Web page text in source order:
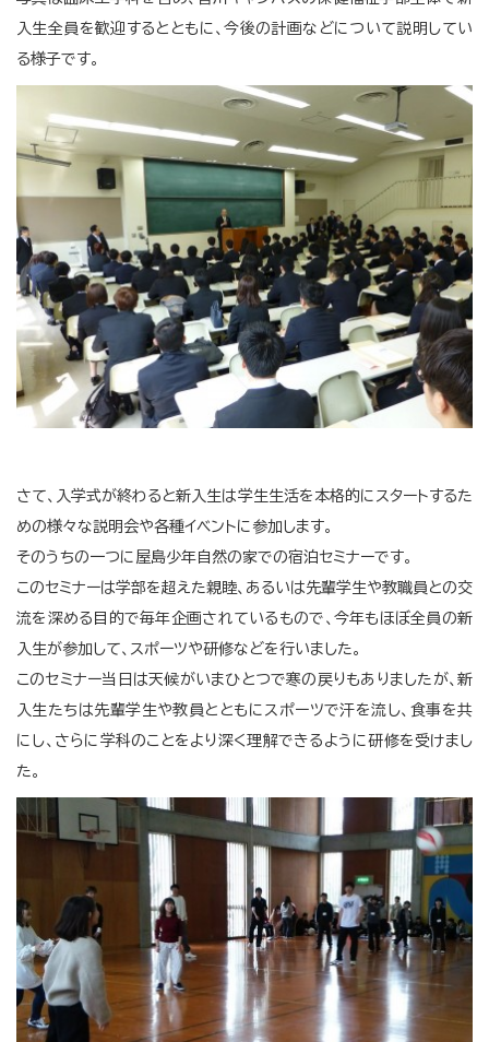
入生全員を歓迎するとともに、今後の計画などについて説明してい
る様子です。
さて、入学式が終わると新入生は学生生活を本格的にスタートするた
めの様々な説明会や各種イベントに参加します。
そのうちの一つに屋島少年自然の家での宿泊セミナーです。
このセミナーは学部を超えた親睦、あるいは先輩学生や教職員との交
流を深める目的で毎年企画されているもので、今年もほぼ全員の新
入生が参加して、スポーツや研修などを行いました。
このセミナー当日は天候がいまひとつで寒の戻りもありましたが、新
入生たちは先輩学生や教員とともにスポーツで汗を流し、食事を共
にし、さらに学科のことをより深く理解できるように研修を受けまし
た。